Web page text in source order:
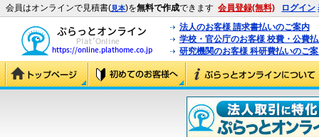
会員はオンラインで見積書(見本)を無料で作成できます 会員登録(無料) ログイン
法人のお客様 請求書払いのご案内
学校・官公庁のお客様 校費・公費
研究機関のお客様 科研費払いのご